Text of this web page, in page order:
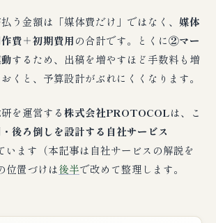
う金額は「媒体費だけ」ではなく、 媒体
費＋初期費用の合計です。とくに②マー
するため、出稿を増やすほど手数料も増
くと、予算設計がぶれにくくなります。
を運営する株式会社PROTOCOLは、こ
後ろ倒しを設計する自社サービス
います（本記事は自社サービスの解説を
位置づけは後半で改めて整理します。